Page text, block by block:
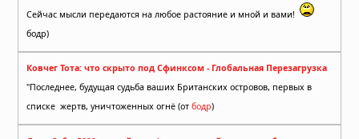
Сейчас мысли передаются на любое растояние и мной и вами!
бодр)
Ковчег Тота: что скрыто под Сфинксом - Глобальная Перезагрузка
"Последнее, будущая судьба ваших Британских островов, первых в
списке жертв, уничтоженных огнё (от бодр)